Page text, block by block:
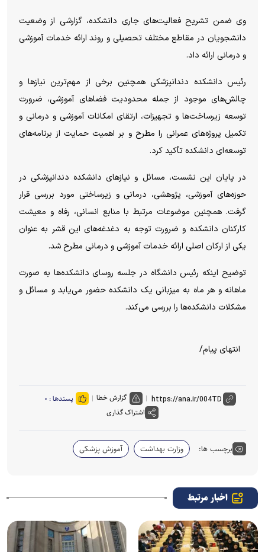
وی ضمن تشریح فعالیت‌های جاری دانشکده، گزارشی از وضعیت
دانشجویان در مقاطع مختلف تحصیلی و روند ارائه خدمات آموزشی
و درمانی ارائه داد.
رئیس دانشکده دندانپزشکی همچنین برخی از مهم‌ترین نیاز‌ها و
چالش‌های موجود از جمله محدودیت فضا‌های آموزشی، ضرورت
توسعه زیرساخت‌ها و تجهیزات، ارتقای امکانات آموزشی و درمانی و
تکمیل پروژه‌های عمرانی را مطرح و بر اهمیت حمایت از برنامه‌های
توسعه‌ای دانشکده تأکید کرد.
در پایان این نشست، مسائل و نیاز‌های دانشکده دندانپزشکی در
حوزه‌های آموزشی، پژوهشی، درمانی و زیرساختی مورد بررسی قرار
گرفت. همچنین موضوعات مرتبط با منابع انسانی، رفاه و معیشت
کارکنان دانشکده و ضرورت توجه به دغدغه‌های این قشر به عنوان
یکی از ارکان اصلی ارائه خدمات آموزشی و درمانی مطرح شد.
توضیح اینکه رئیس دانشگاه در جلسه روسای دانشکده‌ها به صورت
ماهانه و هر ماه به میزبانی یک دانشکده حضور می‌یابد و مسائل و
مشکلات دانشکده‌ها را بررسی می‌کند.
انتهای پیام/
گزارش خطا پسندها : ۰
اشتراک گذاری
برچسب ها: وزارت بهداشت آموزش پزشکی
اخبار مرتبط